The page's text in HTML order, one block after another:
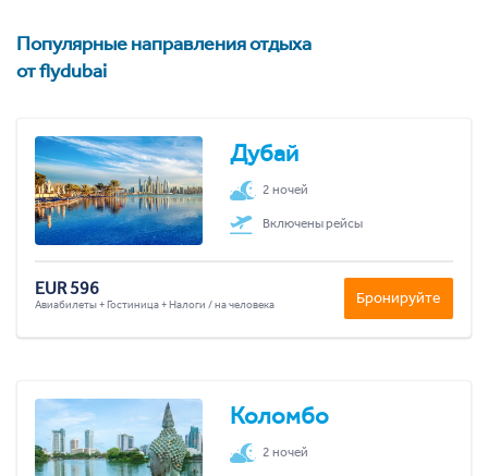
Популярные направления отдыха
от flydubai
Дубай
2 ночей
Включены рейсы
EUR 596
Авиабилеты + Гостиница + Налоги / на человека Бронируйте
Коломбо
2 ночей